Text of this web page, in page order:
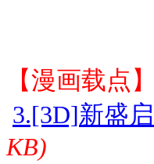
【漫画载点
3.[3D]新盛
KB)